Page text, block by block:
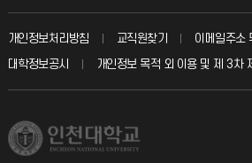
입학안내
취업정보(학생)
칭찬마당
학생서비스 지킴이
총동문회
교수회
교육혁신본부
국제지원과
개인정보처리방침 교직원찾기
이메일주소
대학정보공시
개인정보 목적 외 이용 및 제 3차